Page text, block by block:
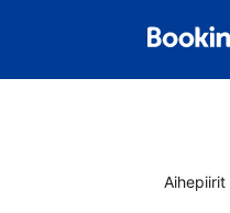
Aihepiirit